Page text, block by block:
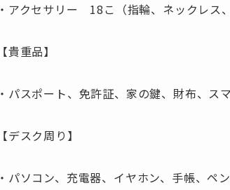
・アクセサリー 18こ（指輪、ネックレス
【貴重品】
・パスポート、免許証、家の鍵、財布、
【デスク周り】
・パソコン、充電器、イヤホン、手帳、